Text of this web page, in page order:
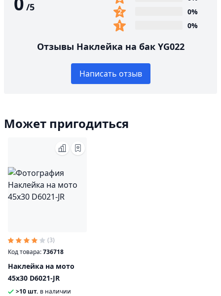
/5
0%
0%
Отзывы Наклейка на бак YG022
Написать отзыв
Может пригодиться
(3)
Код товара:736718
Наклейка на мото
45х30 D6021-JR
>10 шт. в наличии